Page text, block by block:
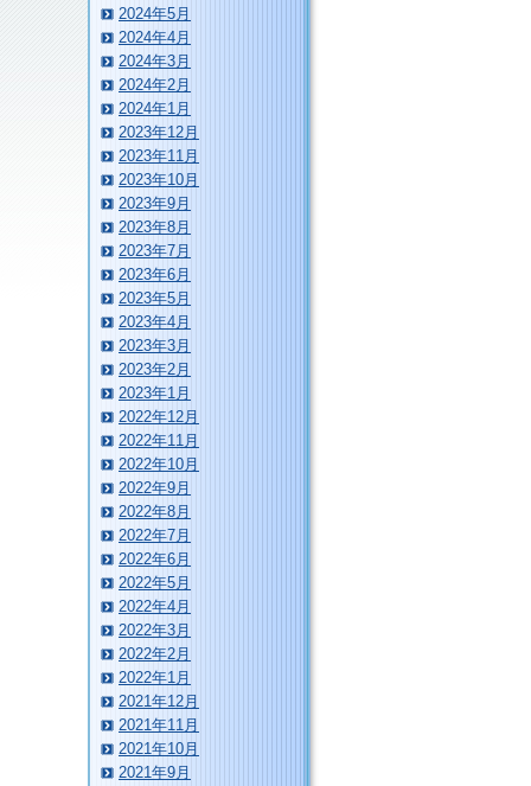
2024年5月
2024年4月
2024年3月
2024年2月
2024年1月
2023年12月
2023年11月
2023年10月
2023年9月
2023年8月
2023年7月
2023年6月
2023年5月
2023年4月
2023年3月
2023年2月
2023年1月
2022年12月
2022年11月
2022年10月
2022年9月
2022年8月
2022年7月
2022年6月
2022年5月
2022年4月
2022年3月
2022年2月
2022年1月
2021年12月
2021年11月
2021年10月
2021年9月